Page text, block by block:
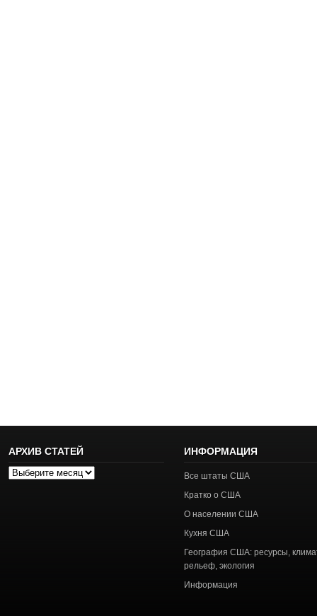
АРХИВ СТАТЕЙ
Архив
ИНФОРМАЦИЯ
Все штаты США
Кратко о США
О населении США
Кухня США
География США: ресурсы,
рельеф, экология
Информация